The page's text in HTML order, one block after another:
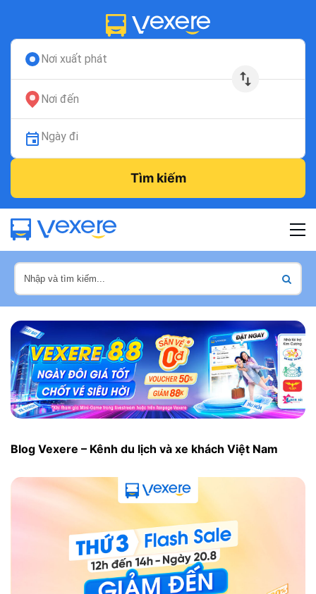
Nơi xuất phát
Nơi đến
Ngày đi
Tìm kiếm
Blog Vexere – Kênh du lịch và xe khách Việt Nam